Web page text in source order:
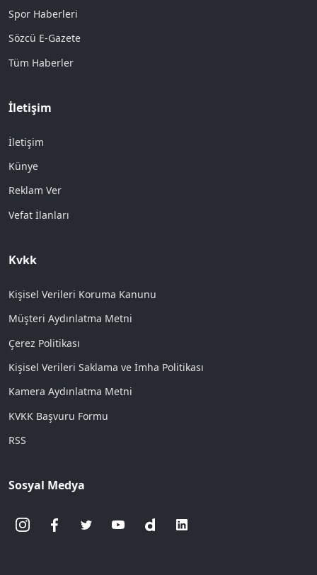
Spor Haberleri
Sözcü E-Gazete
Tüm Haberler
İletişim
İletişim
Künye
Reklam Ver
Vefat İlanları
Kvkk
Kişisel Verileri Koruma Kanunu
Müşteri Aydınlatma Metni
Çerez Politikası
Kişisel Verileri Saklama ve İmha Politikası
Kamera Aydınlatma Metni
KVKK Başvuru Formu
RSS
Sosyal Medya